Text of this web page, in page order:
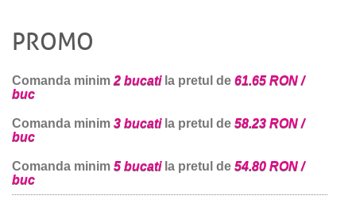
PROMO
Comanda minim2 bucatila pretul de 61.65 RON /
buc
Comanda minim 3 bucatila pretul de 58.23 RON /
buc
Comanda minim 5 bucatila pretul de 54.80 RON /
buc